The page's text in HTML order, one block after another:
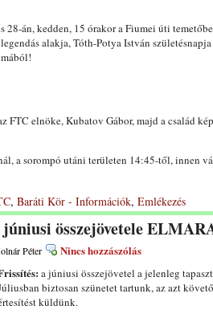
28-án, kedden, 15 órakor a Fiumei úti
alakja, Tóth-Potya István
FTC elnöke, Kubatov Gábor, majd a család
a sorompó utáni területen 14:45-től, innen
, Baráti Kör - Információk, Emlékezés
összejövetele
Péter
Nincs hozzászólás
a júniusi összejövetel a jelenleg
biztosan szünetet tartunk, az azt
küldünk.